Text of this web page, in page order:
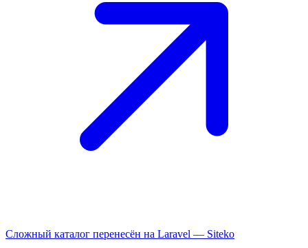
Сложный каталог перенесён на Laravel — Siteko